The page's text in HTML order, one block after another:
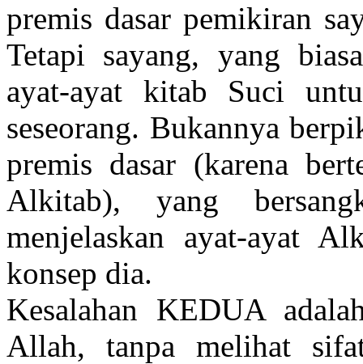
premis dasar pemikiran
Tetapi sayang, yang
ayat-ayat kitab Suci
seseorang. Bukannya
premis dasar (karena
Alkitab), yang
menjelaskan ayat-ayat
konsep dia.
Kesalahan KEDUA
Allah, tanpa melihat